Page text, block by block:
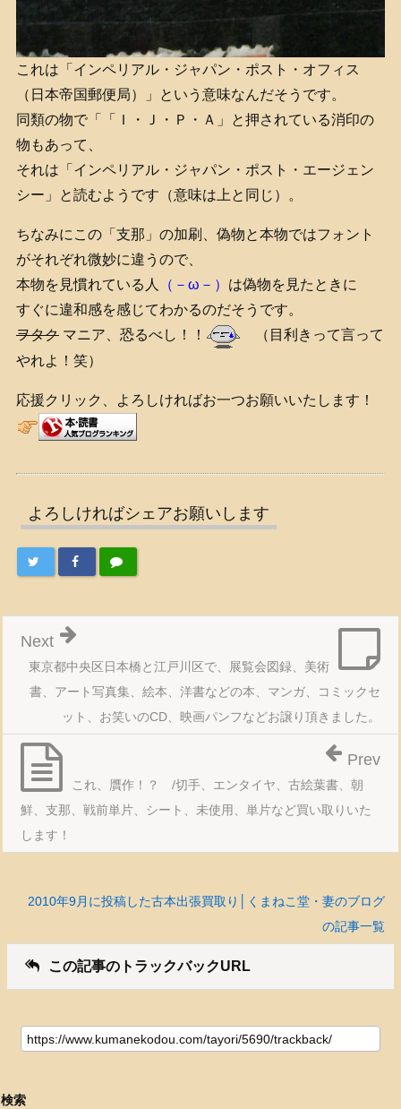
これは「インペリアル・ジャパン・ポスト・オフィス
（日本帝国郵便局）」という意味なんだそうです。
同類の物で「「Ｉ・Ｊ・Ｐ・Ａ」と押されている消印の
物もあって、
それは「インペリアル・ジャパン・ポスト・エージェン
シー」と読むようです（意味は上と同じ）。
ちなみにこの「支那」の加刷、偽物と本物ではフォント
がそれぞれ微妙に違うので、
本物を見慣れている人
（－ω－） は偽物を見たときに
すぐに違和感を感じてわかるのだそうです。
ヲタクマニア、恐るべし！！
（目利きって言って
やれよ！笑）
応援クリック、よろしければお一つお願いいたします！
よろしければシェアお願いします
東京都中央区日本橋と江戸川区で、展覧会図録、美術
書、アート写真集、絵本、洋書などの本、マンガ、コミックセ
ット、お笑いのCD、映画パンフなどお譲り頂きました。
Next
これ、贋作！？ /切手、エンタイヤ、古絵葉書、朝
鮮、支那、戦前単片、シート、未使用、単片など買い取りいた
します！
Prev
2010年9月に投稿した古本出張買取り│くまねこ堂・妻のブログ
の記事一覧
この記事のトラックバックURL
検索